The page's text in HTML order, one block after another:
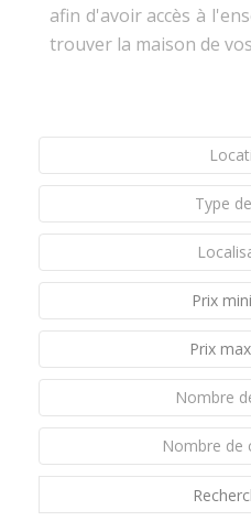
afin d'avoir accès à
trouver la maison de
Type
Nombre
Nombre de